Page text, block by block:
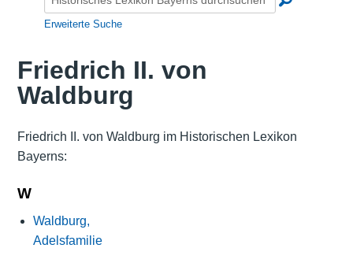
Erweiterte Suche
Friedrich II. von
Waldburg
Friedrich II. von Waldburg im Historischen Lexikon
Bayerns:
W
Waldburg,
Adelsfamilie